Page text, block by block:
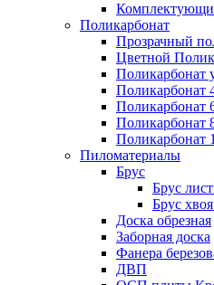
Поликарбонат
Прозрачный
Цветной
Поликарбонат
Поликарбонат
Поликарбонат
Поликарбонат
Поликарбонат
Пиломатериалы
Брус
Брус
Брус
Доска обрезная
Заборная доска
Фанера
ДВП